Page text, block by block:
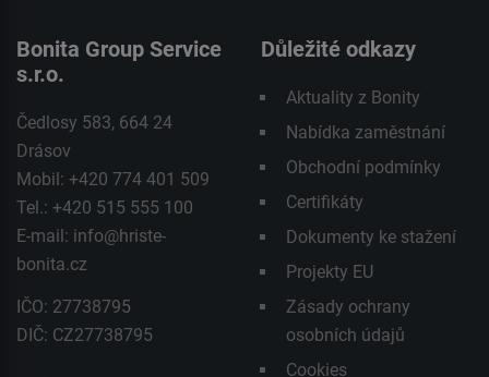
Bonita Group Service
s.r.o.
Čedlosy 583, 664 24
Drásov
Mobil: +420 774 401 509
Tel.: +420 515 555 100
E-mail: info@hriste-
bonita.cz
IČO: 27738795
DIČ: CZ27738795
Důležité odkazy
Aktuality z Bonity
Nabídka zaměstnání
Obchodní podmínky
Certifikáty
Dokumenty ke stažení
Projekty EU
Zásady ochrany
osobních údajů
Cookies